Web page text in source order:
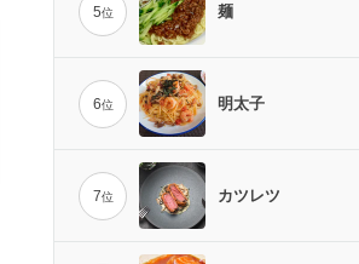
5位 麺
6位 明太子
7位 カツレツ